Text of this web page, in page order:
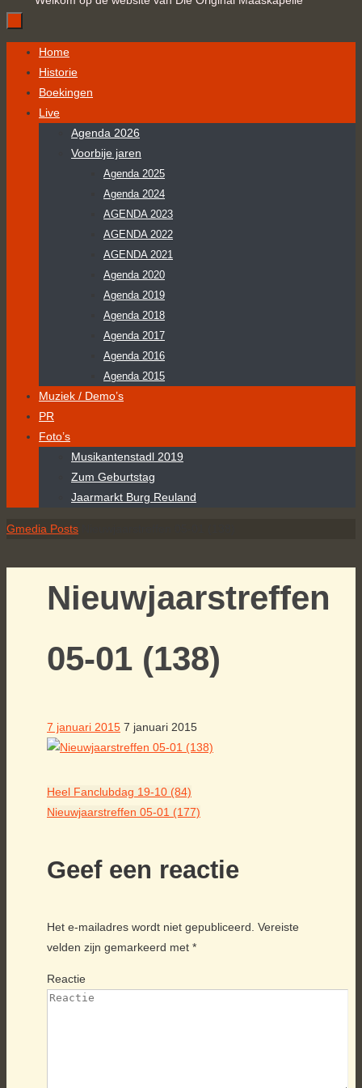
naar
inhoud
Home
Historie
Boekingen
Live
Agenda 2026
Voorbije jaren
Agenda 2025
Agenda 2024
AGENDA 2023
AGENDA 2022
AGENDA 2021
Agenda 2020
Agenda 2019
Agenda 2018
Agenda 2017
Agenda 2016
Agenda 2015
Muziek / Demo’s
PR
Foto’s
Musikantenstadl 2019
Zum Geburtstag
Jaarmarkt Burg Reuland
Home
Gmedia Posts
Nieuwjaarstreffen
05-01 (138)
7 januari 2015 7 januari 2015
Heel Fanclubdag 19-10 (84)
Nieuwjaarstreffen 05-01 (177)
Geef een reactie
Het e-mailadres wordt niet gepubliceerd. Vereiste
velden zijn gemarkeerd met *
Reactie